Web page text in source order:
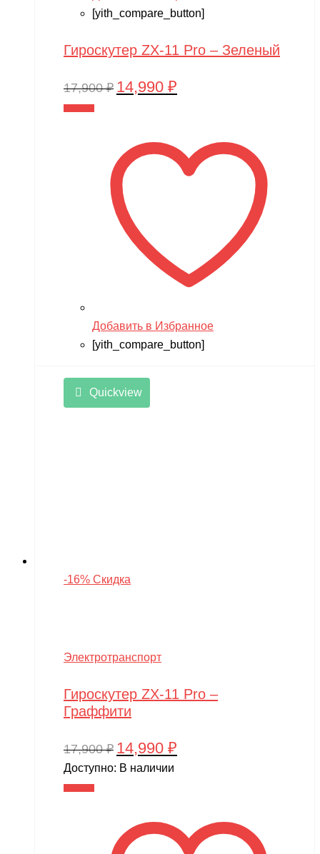
[yith_compare_button]
Гироскутер ZX-11 Pro – Зеленый
17,900₽ Первоначальная
17,900 ₽.
14,990 ₽
Добавить в Избранное
[yith_compare_button]
Quickview
-16% Скидка
Электротранспорт
Гироскутер ZX-11 Pro –
Граффити
17,900₽ Первоначальная
цена
14,990 ₽
Доступно: В наличии